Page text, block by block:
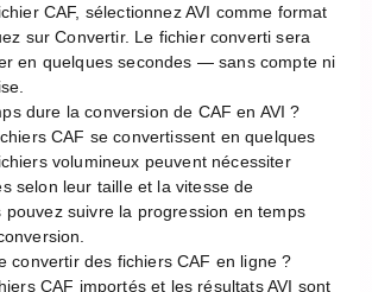
CAF, sélectionnez AVI comme format
sur Convertir. Le fichier converti sera
en quelques secondes — sans compte ni
dure la conversion de CAF en AVI ?
CAF se convertissent en quelques
volumineux peuvent nécessiter
selon leur taille et la vitesse de
pouvez suivre la progression en temps
convertir des fichiers CAF en ligne ?
CAF importés et les résultats AVI sont